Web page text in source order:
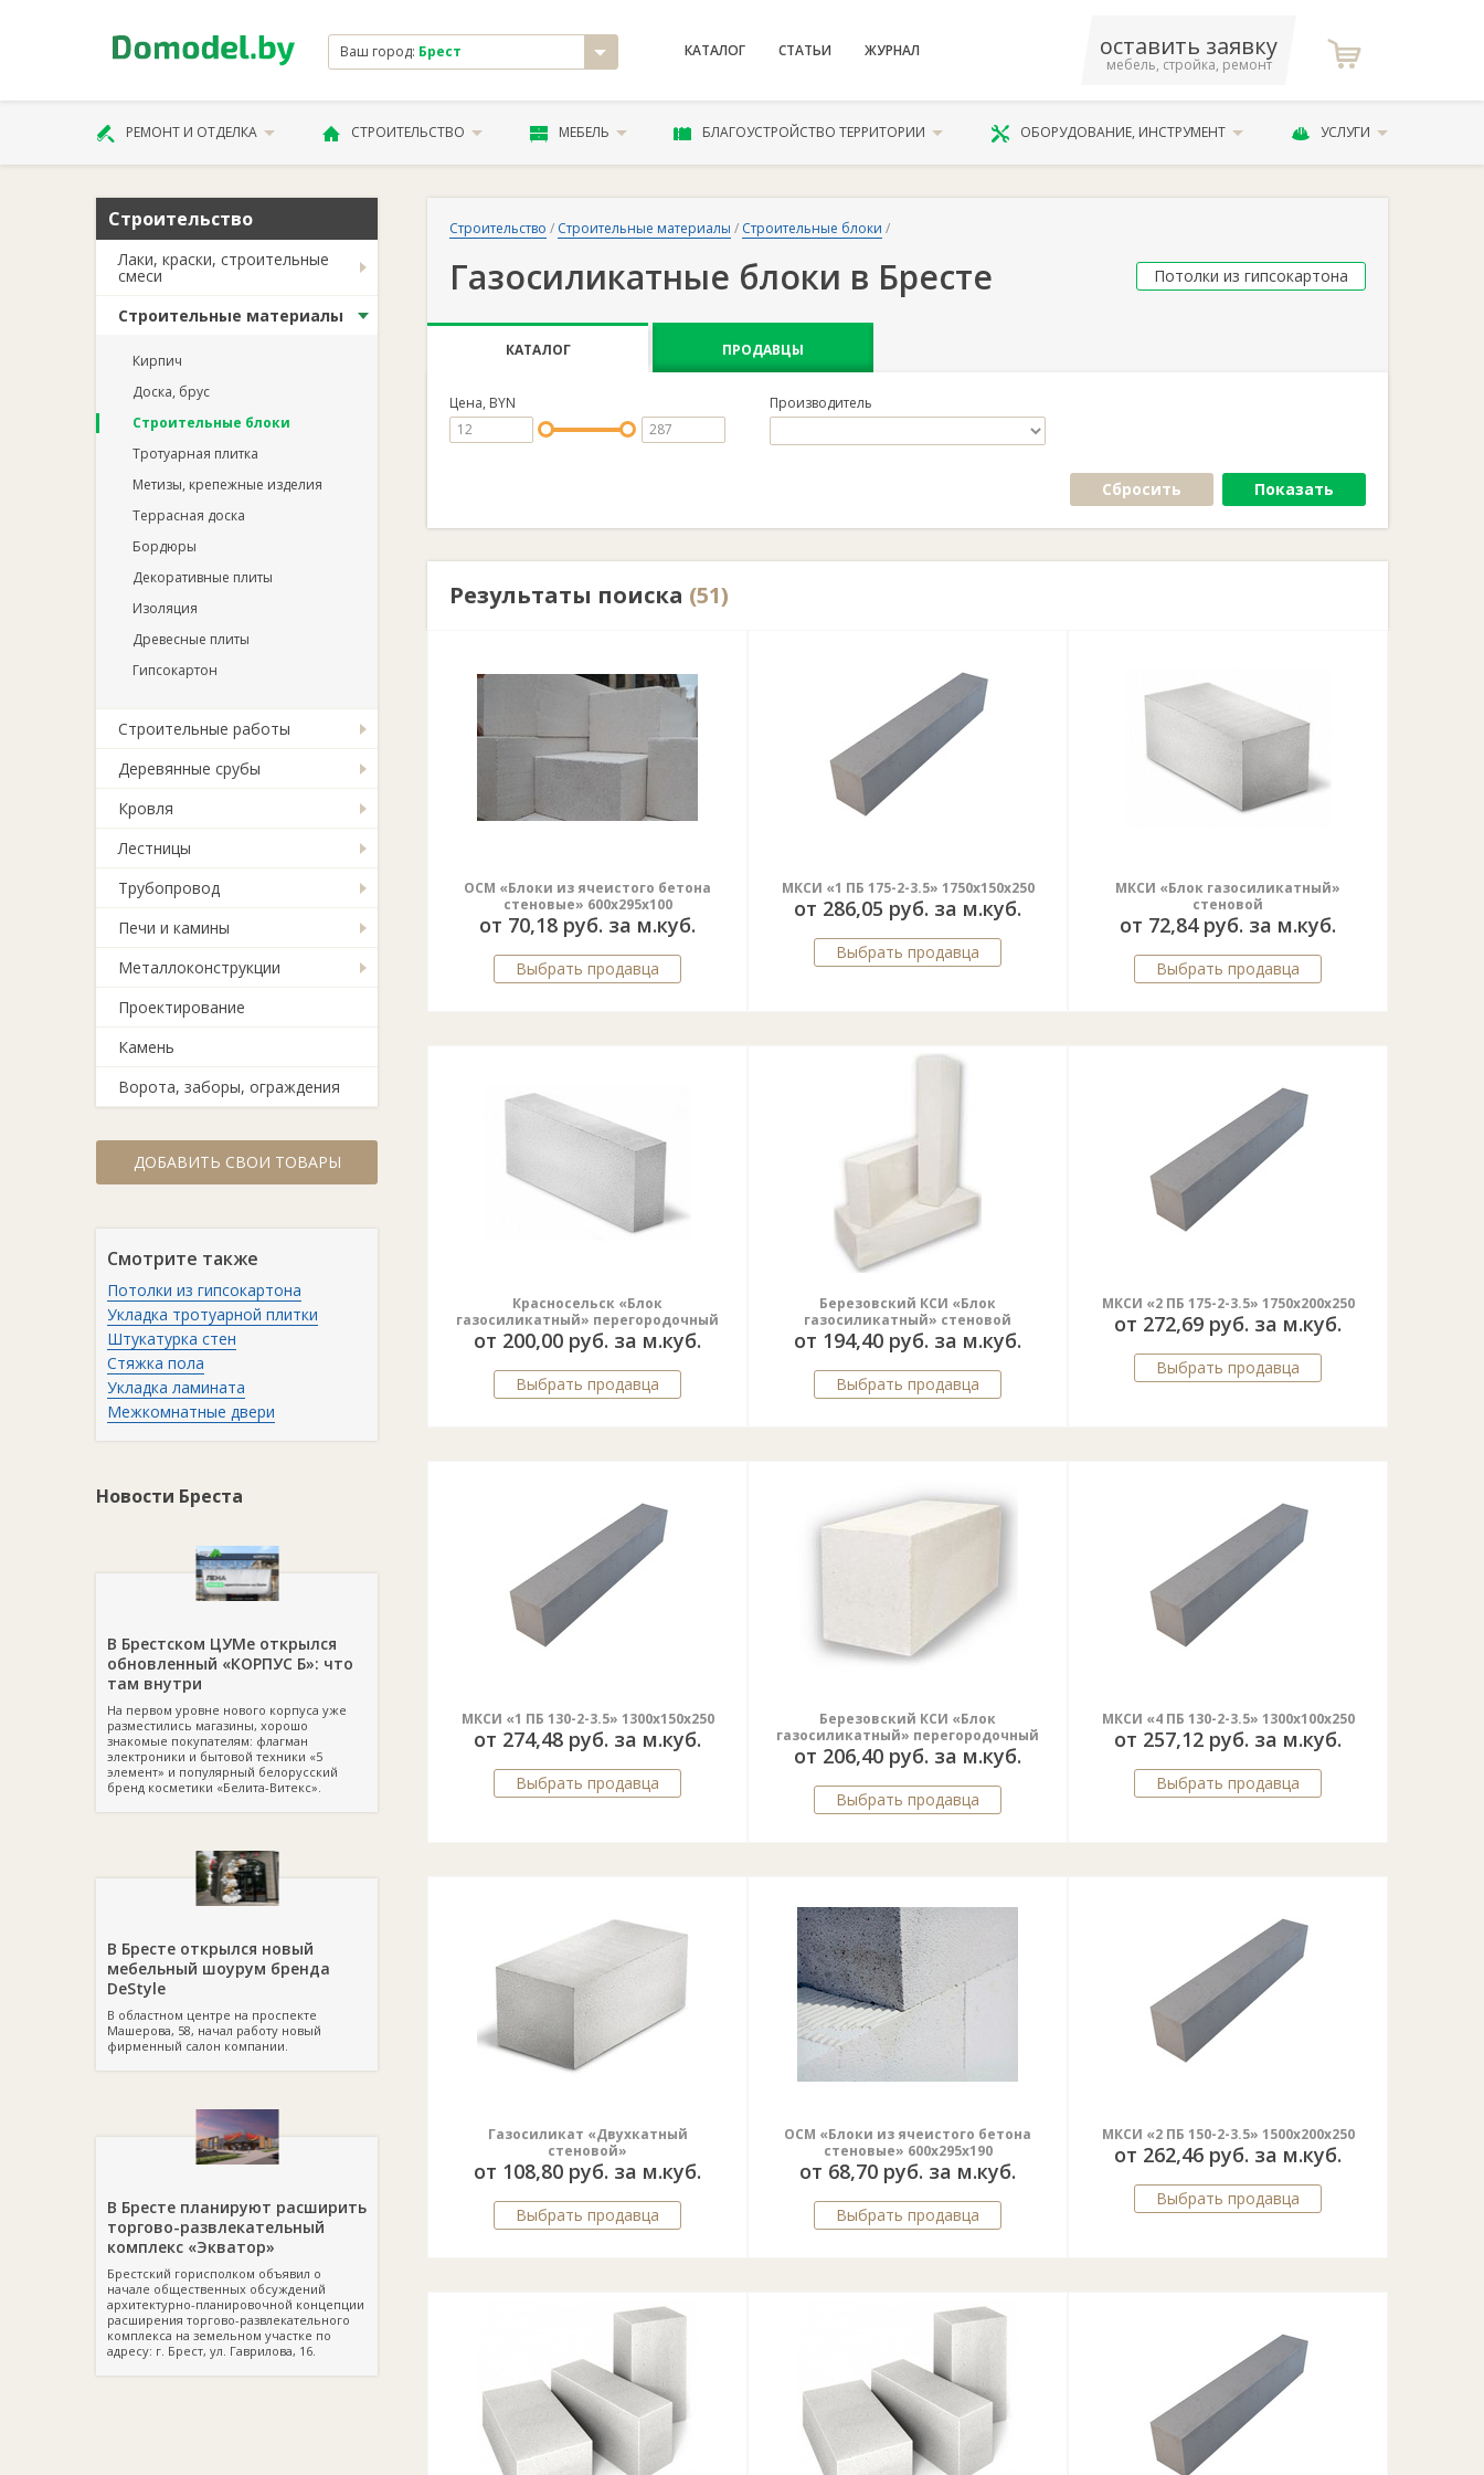
Ваш город: Брест КАТАЛОГ СТАТЬИ ЖУРНАЛ оставить заявку
мебель, стройка, ремонт
РЕМОНТ И ОТДЕЛКА СТРОИТЕЛЬСТВО МЕБЕЛЬ БЛАГОУСТРОЙСТВО ТЕРРИТОРИИ ОБОРУДОВАНИЕ, ИНСТРУМЕНТ УСЛУГИ
Строительство
Лаки, краски, строительные
смеси
Строительные материалы
Кирпич
Доска, брус
Строительные блоки
Тротуарная плитка
Метизы, крепежные изделия
Террасная доска
Бордюры
Декоративные плиты
Изоляция
Древесные плиты
Гипсокартон
Строительные работы
Деревянные срубы
Кровля
Лестницы
Трубопровод
Печи и камины
Металлоконструкции
Проектирование
Камень
Ворота, заборы, ограждения
ДОБАВИТЬ СВОИ ТОВАРЫ
Смотрите также
Потолки из гипсокартона
Укладка тротуарной плитки
Штукатурка стен
Стяжка пола
Укладка ламината
Межкомнатные двери
Новости Бреста
В Брестском ЦУМе открылся
обновленный «КОРПУС Б»: что
там внутри
На первом уровне нового корпуса уже
разместились магазины, хорошо
знакомые покупателям: флагман
электроники и бытовой техники «5
элемент» и популярный белорусский
бренд косметики «Белита-Витекс».
В Бресте открылся новый
мебельный шоурум бренда
DeStyle
В областном центре на проспекте
Машерова, 58, начал работу новый
фирменный салон компании.
В Бресте планируют расширить
торгово-развлекательный
комплекс «Экватор»
Брестский горисполком объявил о
начале общественных обсуждений
архитектурно-планировочной концепции
расширения торгово-развлекательного
комплекса на земельном участке по
адресу: г. Брест, ул. Гаврилова, 16.
Строительство / Строительные материалы / Строительные блоки /
Газосиликатные блоки в Бресте Потолки из гипсокартона
КАТАЛОГ ПРОДАВЦЫ
Цена, BYN Производитель
Сбросить Показать
Результаты поиска (51)
ОСМ «Блоки из ячеистого бетона
стеновые» 600х295х100
от 70,18 руб. за м.куб.
Выбрать продавца
МКСИ «1 ПБ 175-2-3.5» 1750х150х250
от 286,05 руб. за м.куб.
Выбрать продавца
МКСИ «Блок газосиликатный»
стеновой
от 72,84 руб. за м.куб.
Выбрать продавца
Красносельск «Блок
газосиликатный» перегородочный
от 200,00 руб. за м.куб.
Выбрать продавца
Березовский КСИ «Блок
газосиликатный» стеновой
от 194,40 руб. за м.куб.
Выбрать продавца
МКСИ «2 ПБ 175-2-3.5» 1750х200х250
от 272,69 руб. за м.куб.
Выбрать продавца
МКСИ «1 ПБ 130-2-3.5» 1300х150х250
от 274,48 руб. за м.куб.
Выбрать продавца
Березовский КСИ «Блок
газосиликатный» перегородочный
от 206,40 руб. за м.куб.
Выбрать продавца
МКСИ «4 ПБ 130-2-3.5» 1300х100х250
от 257,12 руб. за м.куб.
Выбрать продавца
Газосиликат «Двухкатный
стеновой»
от 108,80 руб. за м.куб.
Выбрать продавца
ОСМ «Блоки из ячеистого бетона
стеновые» 600х295х190
от 68,70 руб. за м.куб.
Выбрать продавца
МКСИ «2 ПБ 150-2-3.5» 1500х200х250
от 262,46 руб. за м.куб.
Выбрать продавца